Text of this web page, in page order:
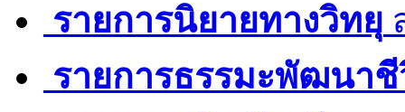
รายการนิยายทางวิทยุ
รายการธรรมะพัฒนา